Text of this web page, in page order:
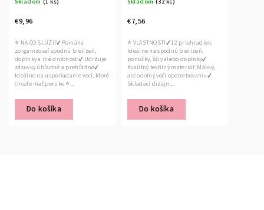
€9,96
Do košíka
⭐ NA ČO SLÚŽI?✔ Pomáha
zorganizovať spodnú bielizeň,
doplnky a iné drobnosti✔ Udržuje
zásuvky úhľadné a prehľadné✔
Ideálne na usporiadanie vecí, ktoré
chcete mať poruke ⭐...
€7,56
Do košíka
⭐ VLASTNOSTI✔ 12 priehradiek:
Ideálne na spodnú bielizeň,
ponožky, šály alebo doplnky✔
Kvalitný textilný materiál: Mäkký,
ale odolný voči opotrebovaniu✔
Skladací dizajn:...